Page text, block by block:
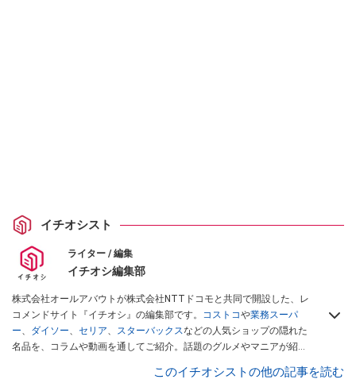
イチオシスト
ライター / 編集
イチオシ編集部
株式会社オールアバウトが株式会社NTTドコモと共同で開設した、レ
コメンドサイト『イチオシ』の編集部です。 コストコや業務スーパ
ー、 ダイソー、 セリア、 スターバックスなどの人気ショップの隠れた
名品を、コラムや動画を通してご紹介。話題のグルメやマニアが紹介
インフルエンサーが実際に使用してレビューしています。毎日トレン
このイチオシストの他の記事を読む